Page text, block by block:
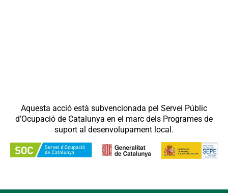
Aquesta acció està subvencionada pel Servei Públic
d’Ocupació de Catalunya en el marc dels Programes de
suport al desenvolupament local.